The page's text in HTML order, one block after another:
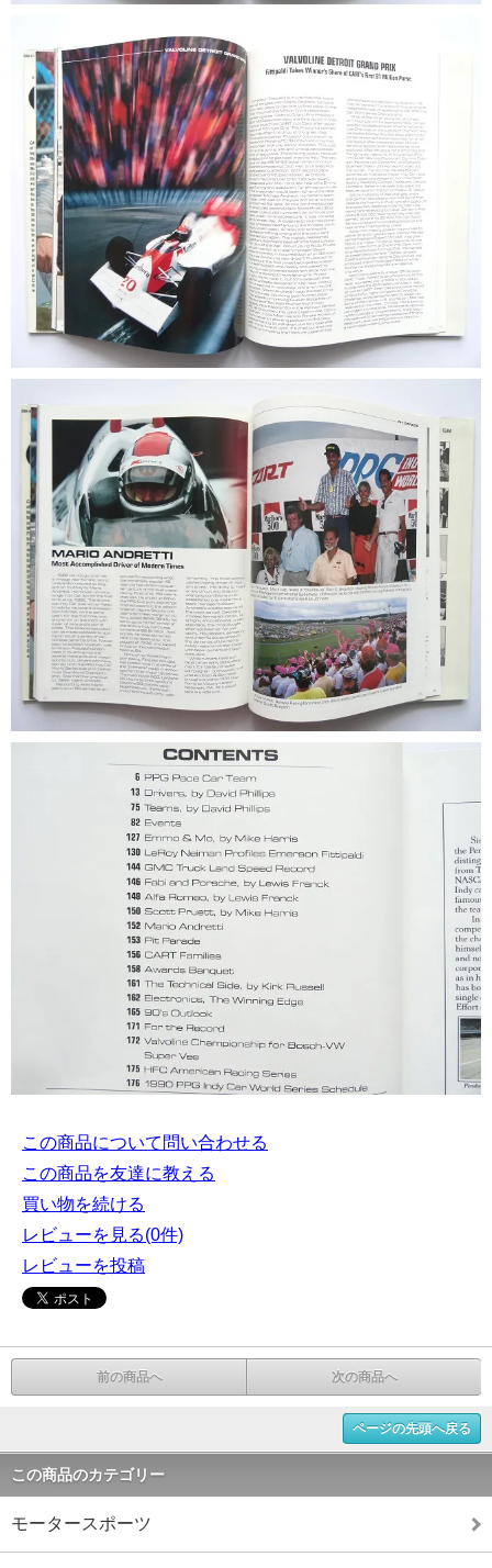
この商品について問い合わせる
この商品を友達に教える
買い物を続ける
レビューを見る(0件)
レビューを投稿
前の商品へ 次の商品へ
ページの先頭へ戻る
この商品のカテゴリー
モータースポーツ